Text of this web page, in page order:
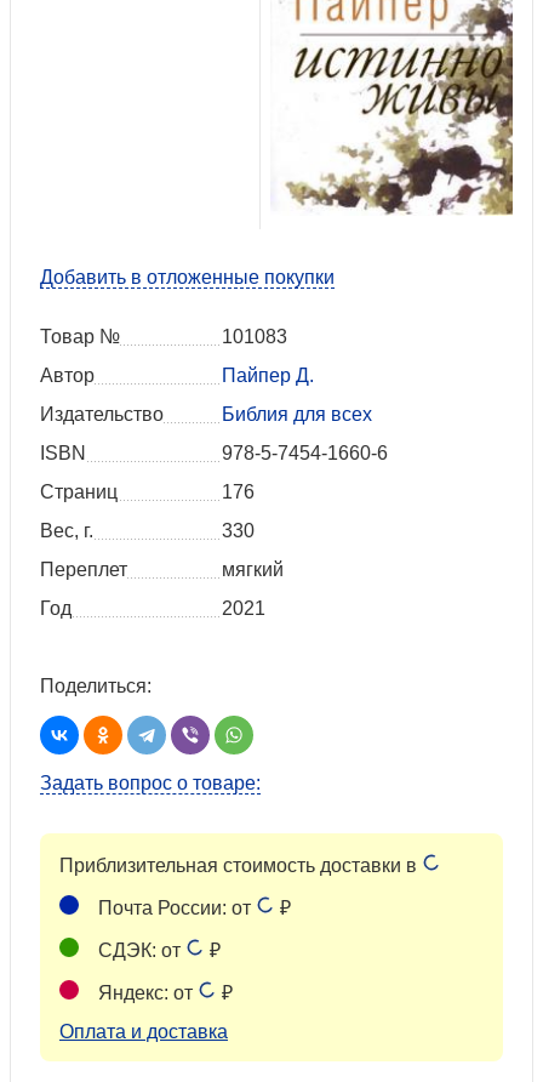
Добавить в отложенные покупки
Товар №
101083
Автор
Пайпер Д.
Издательство
Библия для всех
ISBN
978-5-7454-1660-6
Страниц
176
Вес, г.
330
Переплет
мягкий
Год
2021
Поделиться:
Задать вопрос о товаре:
Приблизительная стоимость доставки в
Почта России: от ₽
СДЭК: от ₽
Яндекс: от
₽
Оплата и доставка